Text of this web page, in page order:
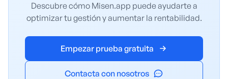
Descubre cómo Misen.app puede ayudarte a
optimizar tu gestión y aumentar la rentabilidad.
Empezar prueba gratuita
Contacta con nosotros